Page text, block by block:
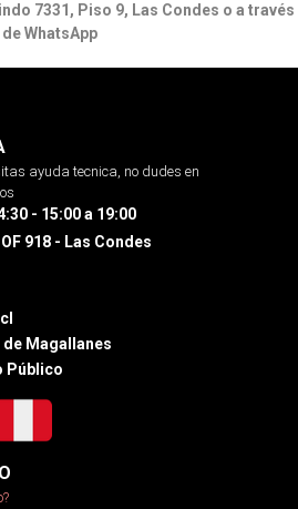
7331, Piso 9, Las Condes o a través
de WhatsApp
ayuda tecnica, no dudes en
- 15:00 a 19:00
918 - Las Condes
Magallanes
Público